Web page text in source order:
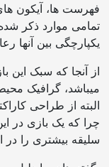
فهرست ها، آیکون
تمامی موارد ذکر
یکپارچگی بین آنها
از آنجا که سبک این
میباشد، گرافیک
البته از طراحی
چرا که یک بازی در
سلیقه بیشتری را